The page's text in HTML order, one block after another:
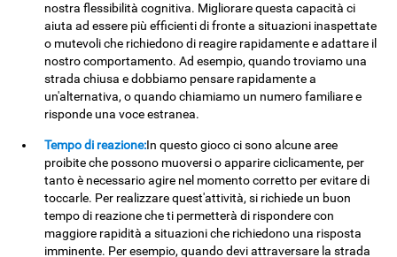
nostra flessibilità cognitiva. Migliorare questa capacità ci
aiuta ad essere più efficienti di fronte a situazioni inaspettate
o mutevoli che richiedono di reagire rapidamente e adattare il
nostro comportamento. Ad esempio, quando troviamo una
strada chiusa e dobbiamo pensare rapidamente a
un'alternativa, o quando chiamiamo un numero familiare e
risponde una voce estranea.
Tempo di reazione:In questo gioco ci sono alcune aree
proibite che possono muoversi o apparire ciclicamente, per
tanto è necessario agire nel momento corretto per evitare di
toccarle. Per realizzare quest'attività, si richiede un buon
tempo di reazione che ti permetterà di rispondere con
maggiore rapidità a situazioni che richiedono una risposta
imminente. Per esempio, quando devi attraversare la strada